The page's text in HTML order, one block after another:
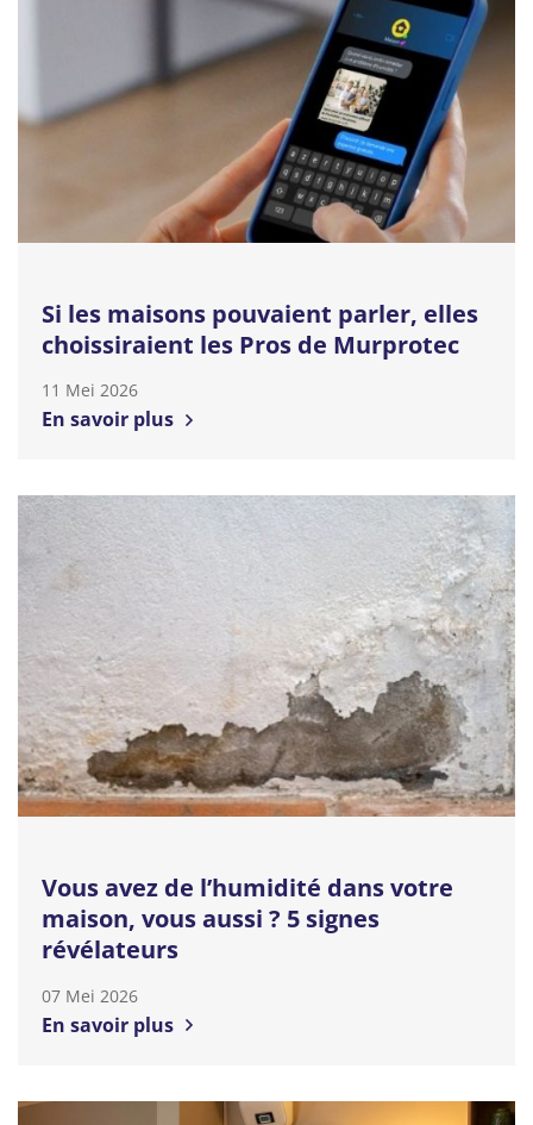
Si les maisons pouvaient parler, elles
choissiraient les Pros de Murprotec
11 Mei 2026
En savoir plus
Vous avez de l’humidité dans votre
maison, vous aussi ? 5 signes
révélateurs
07 Mei 2026
En savoir plus